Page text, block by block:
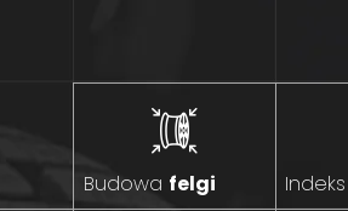
Budowa felgi Indeks